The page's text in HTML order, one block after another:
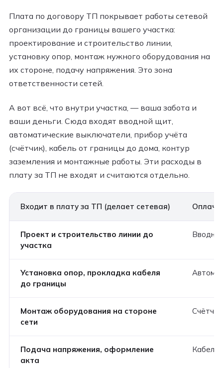
Плата по договору ТП покрывает работы сетевой
организации до границы вашего участка:
проектирование и строительство линии,
установку опор, монтаж нужного оборудования на
их стороне, подачу напряжения. Это зона
ответственности сетей.
А вот всё, что внутри участка, — ваша забота и
ваши деньги. Сюда входят вводной щит,
автоматические выключатели, прибор учёта
(счётчик), кабель от границы до дома, контур
заземления и монтажные работы. Эти расходы в
плату за ТП не входят и считаются отдельно.
Входит в плату за ТП (делает сетевая)
Проект и строительство линии до
участка
Установка опор, прокладка кабеля
до границы
Монтаж оборудования на стороне
сети
Подача напряжения, оформление
акта
Кабель